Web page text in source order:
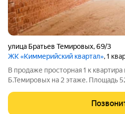
улица Братьев Темировых,69/3
ЖК «Киммерийский квартал», 1
В продаже просторная 1 к
Б.Темировых на 2 этаже. Площадь
возможность сделать его под
кирпичный и, практически, заселен.